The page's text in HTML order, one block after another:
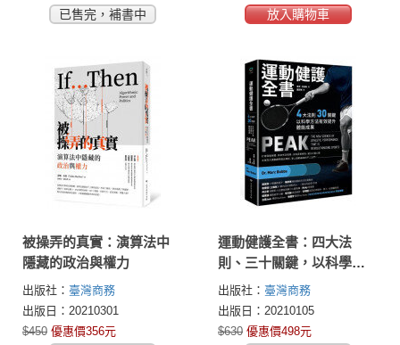
已售完，補書中 放入購物車
被操弄的真實：演算法中
隱藏的政治與權力
出版社： 臺灣商務
出版日：20210301
$450 優惠價356元
運動健護全書：四大法
則、三十關鍵，以科學方
法有效提升體能成果
出版社： 臺灣商務
出版日：20210105
$630 優惠價498元